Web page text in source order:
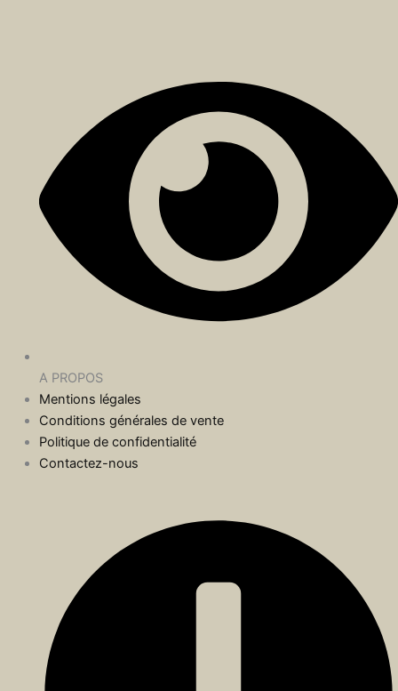
A PROPOS
Mentions légales
Conditions générales de vente
Politique de confidentialité
Contactez-nous